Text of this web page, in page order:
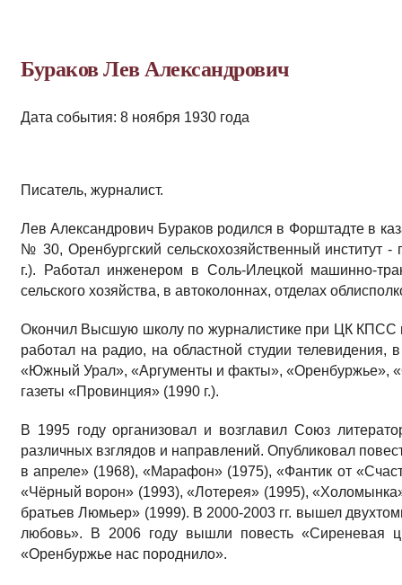
Бураков Лев Александрович
Дата события: 8 ноября 1930 года
Писатель, журналист.
Лев Александрович Бураков родился в Форштадте в
№ 30, Оренбургский сельскохозяйственный институт
г.). Работал инженером в Соль-Илецкой машинно-
сельского хозяйства, в автоколоннах, отделах
Окончил Высшую школу по журналистике при ЦК
работал на радио, на областной студии телевидения,
«Южный Урал», «Аргументы и факты», «Оренбуржье»,
газеты «Провинция» (1990 г.).
В 1995 году организовал и возглавил Союз
различных взглядов и направлений. Опубликовал
в апреле» (1968), «Марафон» (1975), «Фантик от
«Чёрный ворон» (1993), «Лотерея» (1995),
братьев Люмьер» (1999). В 2000-2003 гг. вышел
любовь». В 2006 году вышли повесть «Сиреневая
«Оренбуржье нас породнило».